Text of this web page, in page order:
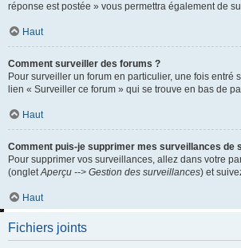
réponse est postée » vous permettra également de
Haut
Comment surveiller des forums ?
Pour surveiller un forum en particulier, une fois entré
lien « Surveiller ce forum » qui se trouve en bas de
Haut
Comment puis-je supprimer mes surveillances de
Pour supprimer vos surveillances, allez dans votre
(ongletAperçu --> Gestion des surveillances) et
Haut
Fichiers joints